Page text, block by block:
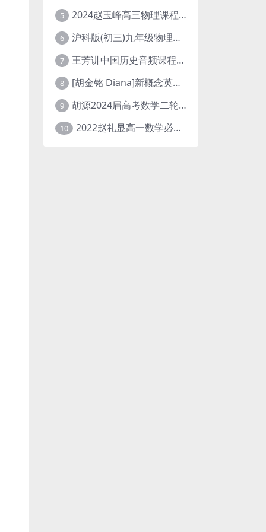
5 2024赵玉峰高三物理课程24年高考物理一轮复习网课教程
6 沪科版(初三)九年级物理全一册网课教学视频全集(录播版 杜春雨 66讲)
7 王芳讲中国历史音频课程全集(上下五千年)
8 [胡金铭 Diana]新概念英语第1册教学视频课程(全集 百度网盘下载)
9 胡源2024届高考数学二轮寒假春季精讲 百度网盘分享
10 2022赵礼显高一数学必修一课程视频资源(秋季班 含讲义)百度网盘云